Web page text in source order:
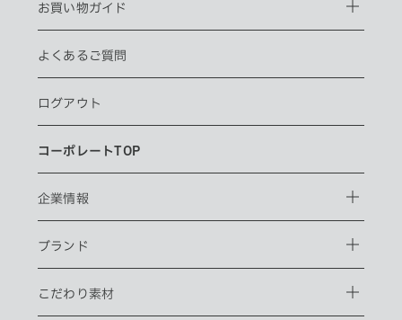
お買い物ガイド
よくあるご質問
ログアウト
コーポレートTOP
企業情報
ブランド
こだわり素材